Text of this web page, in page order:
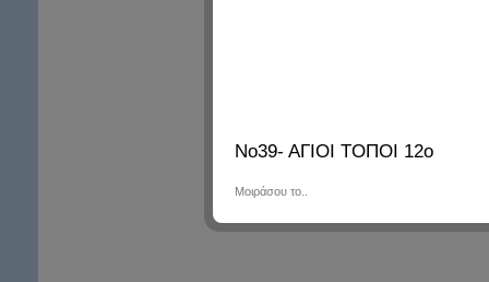
Νο39- ΑΓΙΟΙ ΤΟΠΟΙ 12ο
Μοιράσου το..